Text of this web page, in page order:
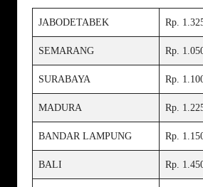
JABODETABEK Rp.
SEMARANG Rp.
SURABAYA Rp.
MADURA Rp.
BANDAR LAMPUNG Rp.
BALI Rp.